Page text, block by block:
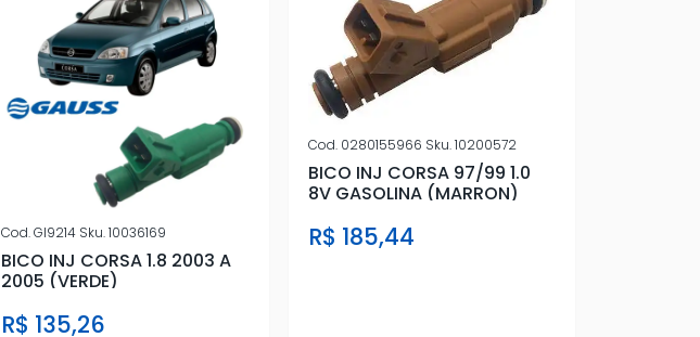
Cod.GI9214 Sku.10036169
BICO INJ CORSA 1.8 2003 A
2005 (VERDE)
R$ 135,26
Cod.0280155966 Sku.10200572
BICO INJ CORSA 97/99 1.0
8V GASOLINA (MARRON)
R$ 185,44